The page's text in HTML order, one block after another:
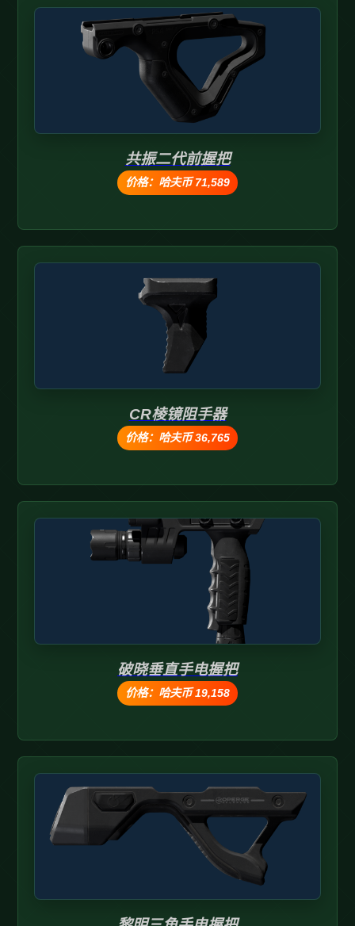
共振二代前握把
价格：哈夫币 71,589
CR棱镜阻手器
价格：哈夫币 36,765
破晓垂直手电握把
价格：哈夫币 19,158